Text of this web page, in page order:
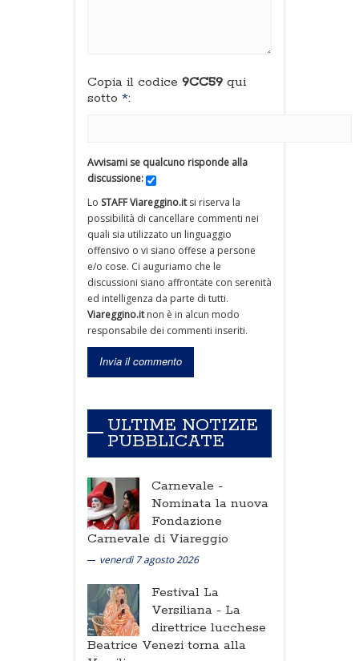
Copia il codice 9CC59 qui
sotto *:
Avvisami se qualcuno risponde alla
discussione:
Lo STAFF Viareggino.itsi riserva la
possibilità di cancellare commenti nei
quali sia utilizzato un linguaggio
offensivo o vi siano offese a persone
e/o cose. Ci auguriamo che le
discussioni siano affrontate con serenità
ed intelligenza da parte di tutti.
Viareggino.itnon è in alcun modo
responsabile dei commenti inseriti.
ULTIME NOTIZIE
PUBBLICATE
Carnevale -
Nominata la nuova
Fondazione
Carnevale di Viareggio
venerdì 7 agosto 2026
Festival La
Versiliana - La
direttrice lucchese
Beatrice Venezi torna alla